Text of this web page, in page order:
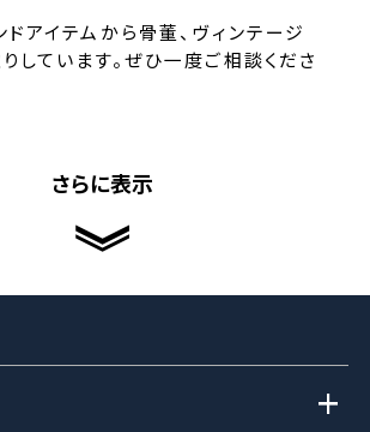
ドアイテムから骨董、ヴィンテージ
しています。ぜひ一度ご相談くださ
さらに表示
+